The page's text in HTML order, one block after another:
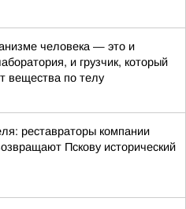
человека — это и
и грузчик, который
вещества по телу
реставраторы компании
Пскову исторический